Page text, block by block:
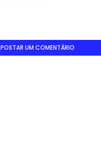
POSTAR UM COMENTÁRIO